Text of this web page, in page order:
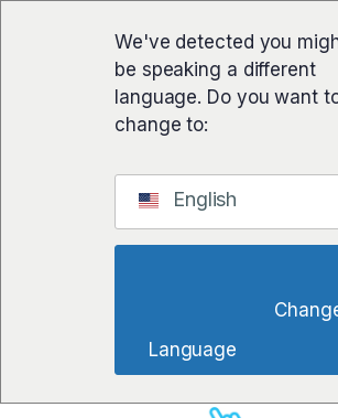
We've detected you
be speaking a different
language. Do you want
change to:
English
Language